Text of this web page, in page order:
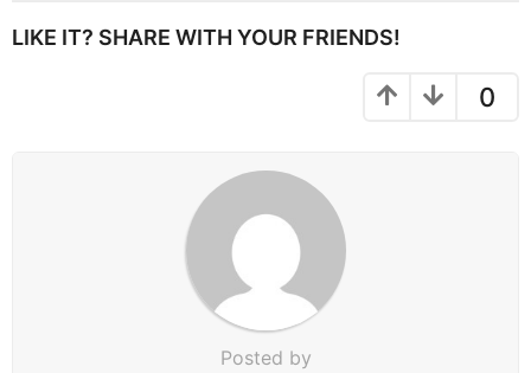
P
LIKE IT? SHARE WITH YOUR FRIENDS!
0
Posted by